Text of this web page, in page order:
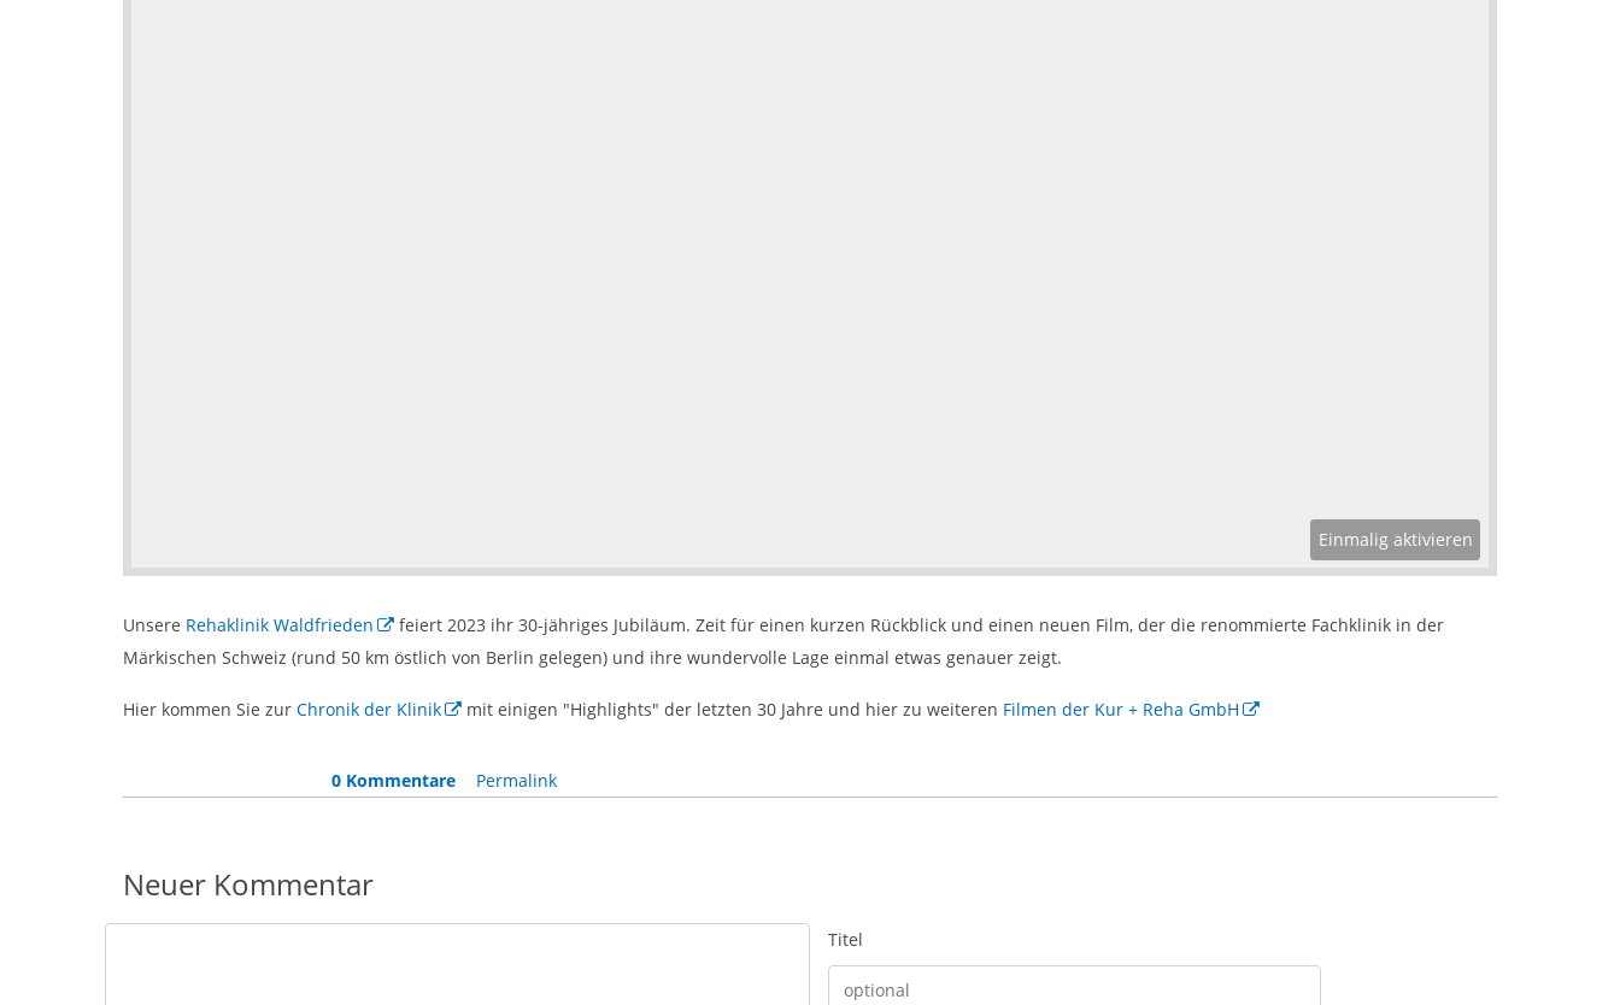
Einmalig aktivieren
Unsere Rehaklinik Waldfrieden
feiert 2023 ihr 30-jähriges Jubiläum. Zeit für einen kurzen Rückblick und einen neuen Film, der die renommierte Fachklinik in der
Märkischen Schweiz (rund 50 km östlich von Berlin gelegen) und ihre wundervolle Lage einmal etwas genauer zeigt.
Hier kommen Sie zur Chronik der Klinik mit einigen "Highlights" der letzten 30 Jahre und hier zu weiteren Filmen der Kur + Reha GmbH
0 Kommentare Permalink
Neuer Kommentar
Titel